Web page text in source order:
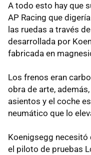
A todo esto hay que
AP Racing que
las ruedas a través
desarrollada por
fabricada en
Los frenos eran
obra de arte,
asientos y el coche
neumático que lo
Koenigsegg
el piloto de pruebas